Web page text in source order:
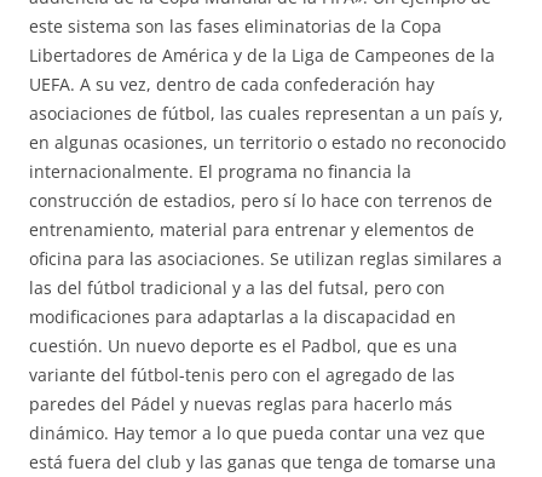
este sistema son las fases eliminatorias de la Copa
Libertadores de América y de la Liga de Campeones de la
UEFA. A su vez, dentro de cada confederación hay
asociaciones de fútbol, las cuales representan a un país y,
en algunas ocasiones, un territorio o estado no reconocido
internacionalmente. El programa no financia la
construcción de estadios, pero sí lo hace con terrenos de
entrenamiento, material para entrenar y elementos de
oficina para las asociaciones. Se utilizan reglas similares a
las del fútbol tradicional y a las del futsal, pero con
modificaciones para adaptarlas a la discapacidad en
cuestión. Un nuevo deporte es el Padbol, que es una
variante del fútbol-tenis pero con el agregado de las
paredes del Pádel y nuevas reglas para hacerlo más
dinámico. Hay temor a lo que pueda contar una vez que
está fuera del club y las ganas que tenga de tomarse una